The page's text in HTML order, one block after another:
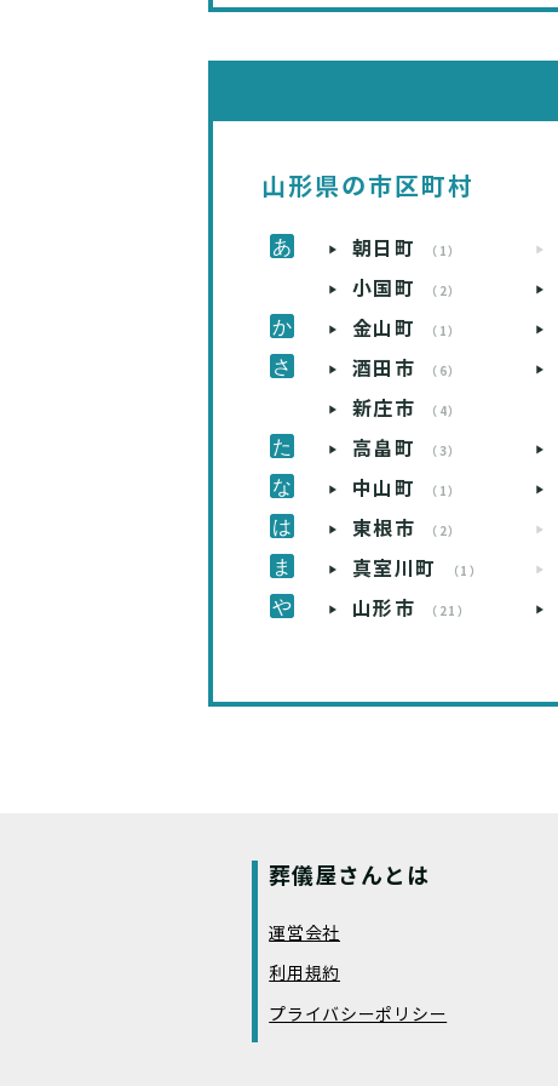
山形県の市区町村
朝日町 （1）
小国町 （2）
金山町 （1）
酒田市 （6）
新庄市 （4）
高畠町 （3）
中山町 （1）
東根市 （2）
真室川町 （1）
山形市 （21）
葬儀屋さんとは
運営会社
利用規約
プライバシーポリシー